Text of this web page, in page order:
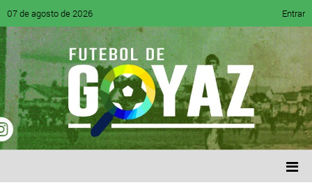
07 de agosto de 2026 Entrar